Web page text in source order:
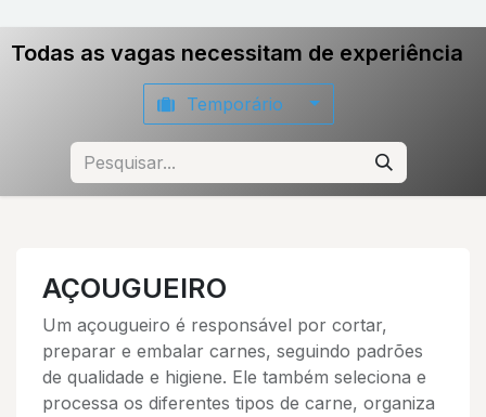
Todas as vagas necessitam de experiência
Temporário
AÇOUGUEIRO
Um açougueiro é responsável por cortar,
preparar e embalar carnes, seguindo padrões
de qualidade e higiene. Ele também seleciona e
processa os diferentes tipos de carne, organiza